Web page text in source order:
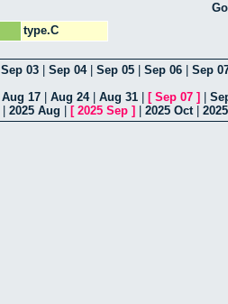
type.C
Sep 03 Sep 04| Sep 05 Sep 06
Sep
Aug 17 Aug 24| Aug 31 [ Sep 07 ]
2025 Aug [ 2025 Sep ] 2025 Oct